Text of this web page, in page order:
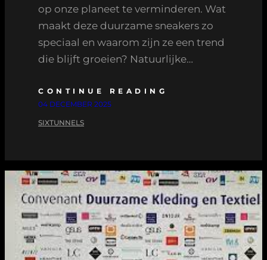
op onze planeet te verminderen. Wat
maakt deze duurzame sneakers zo
speciaal en waarom zijn ze een trend
die blijft groeien? Natuurlijke…
CONTINUE READING
04 DECEMBER 2025
SIXTUNNELS